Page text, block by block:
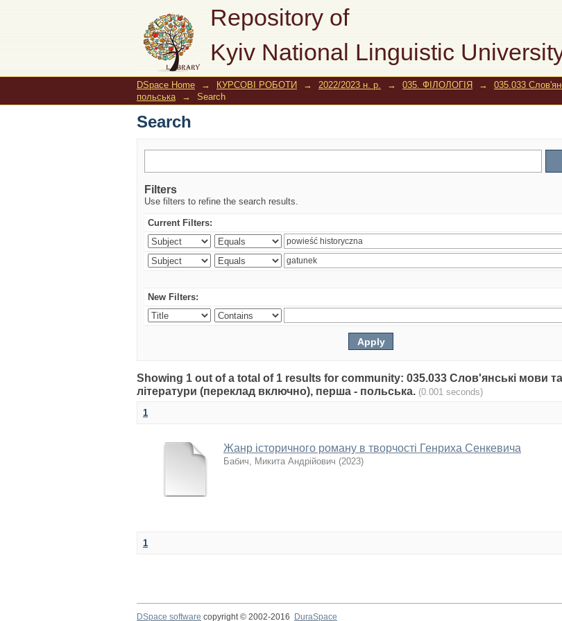
Repository of
Kyiv National Linguistic
Search
DSpace Home → КУРСОВІ РОБОТИ → 2022/2023 н. р. → 035. ФІЛОЛОГІЯ →
035.033
польська
→ Search
Search
Filters
Use filters to refine the search results.
Current Filters:
New Filters:
Showing 1 out of a total of 1 results for community: 035.033 Слов'янські мови та
літератури (переклад включно), перша - польська. (0.001 seconds)
1
Жанр історичного роману в творчості Генриха Сенкевича
Бабич, Микита Андрійович (2023)
1
DSpace software copyright © 2002-2016 DuraSpace